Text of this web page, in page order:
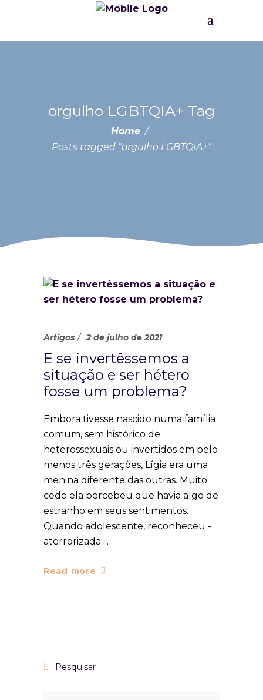
orgulho LGBTQIA+ Tag
Home/
Posts tagged "orgulho LGBTQIA+"
Artigos 2 de julho de 2021
E se invertêssemos a
situação e ser hétero
fosse um problema?
Embora tivesse nascido numa família
comum, sem histórico de
heterossexuais ou invertidos em pelo
menos três gerações, Lígia era uma
menina diferente das outras. Muito
cedo ela percebeu que havia algo de
estranho em seus sentimentos.
Quando adolescente, reconheceu -
aterrorizada
Read more
Pesquisar